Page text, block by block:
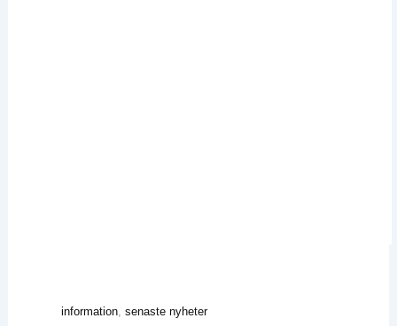
information, senaste nyheter